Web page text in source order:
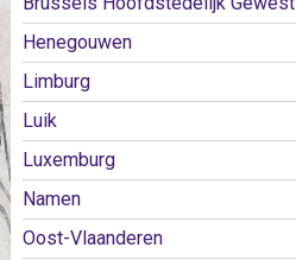
Henegouwen
Limburg
Luik
Luxemburg
Namen
Oost-Vlaanderen